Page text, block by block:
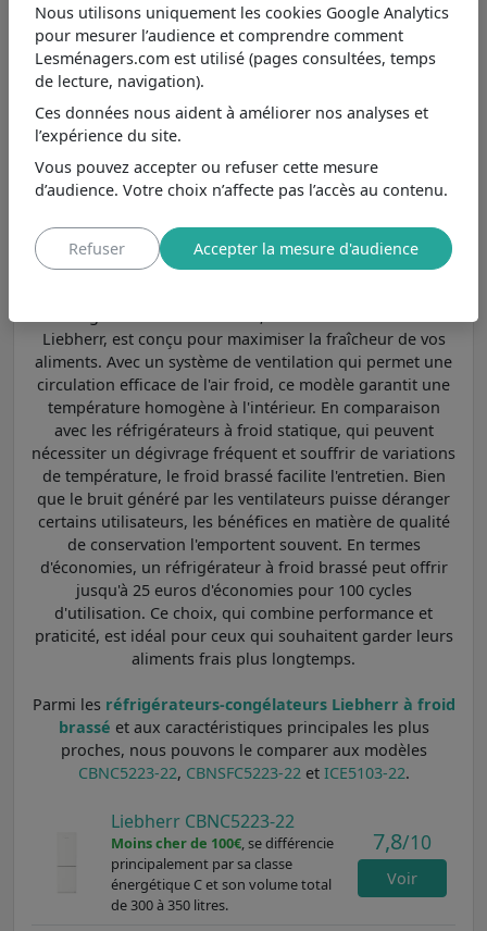
pouvons le comparer au modèleICND5133-22
ICEMAKER.
Liebherr ICND5133-22
ICEMAKER
Au même prix
principalement par sa classe
énergétique A.
8,7/10
Un réfrigérateur à froid brassé : flexibilité et
performance
Liebherr, est conçu pour maximiser la fraîcheur de vos
aliments. Avec un système de ventilation qui permet une
circulation efficace de l'air froid, ce modèle garantit une
température homogène à l'intérieur. En comparaison
avec les réfrigérateurs à froid statique, qui peuvent
nécessiter un dégivrage fréquent et souffrir de variations
de température, le froid brassé facilite l'entretien. Bien
que le bruit généré par les ventilateurs puisse déranger
certains utilisateurs, les bénéfices en matière de qualité
de conservation l'emportent souvent. En termes
d'économies, un réfrigérateur à froid brassé peut offrir
jusqu'à 25 euros d'économies pour 100 cycles
d'utilisation. Ce choix, qui combine performance et
praticité, est idéal pour ceux qui souhaitent garder leurs
aliments frais plus longtemps.
Parmi les réfrigérateurs-congélateurs Liebherr à froid
brassé et aux caractéristiques principales les plus
proches, nous pouvons le comparer aux modèles
CBNC5223-22, CBNSFC5223-22 et ICE5103-22.
Liebherr CBNC5223-22
Moins cher de 100€, se différencie
principalement par sa classe
énergétique C et son volume total
de 300 à 350 litres.
7,8/10
Voir
Nous utilisons uniquement les cookies Google Analytics
pour mesurer l’audience et comprendre comment
Lesménagers.com est utilisé (pages consultées, temps
de lecture, navigation).
Ces données nous aident à améliorer nos analyses et
l’expérience du site.
Vous pouvez accepter ou refuser cette mesure
d’audience. Votre choix n’affecte pas l’accès au contenu.
Refuser Accepter la mesure d'audience